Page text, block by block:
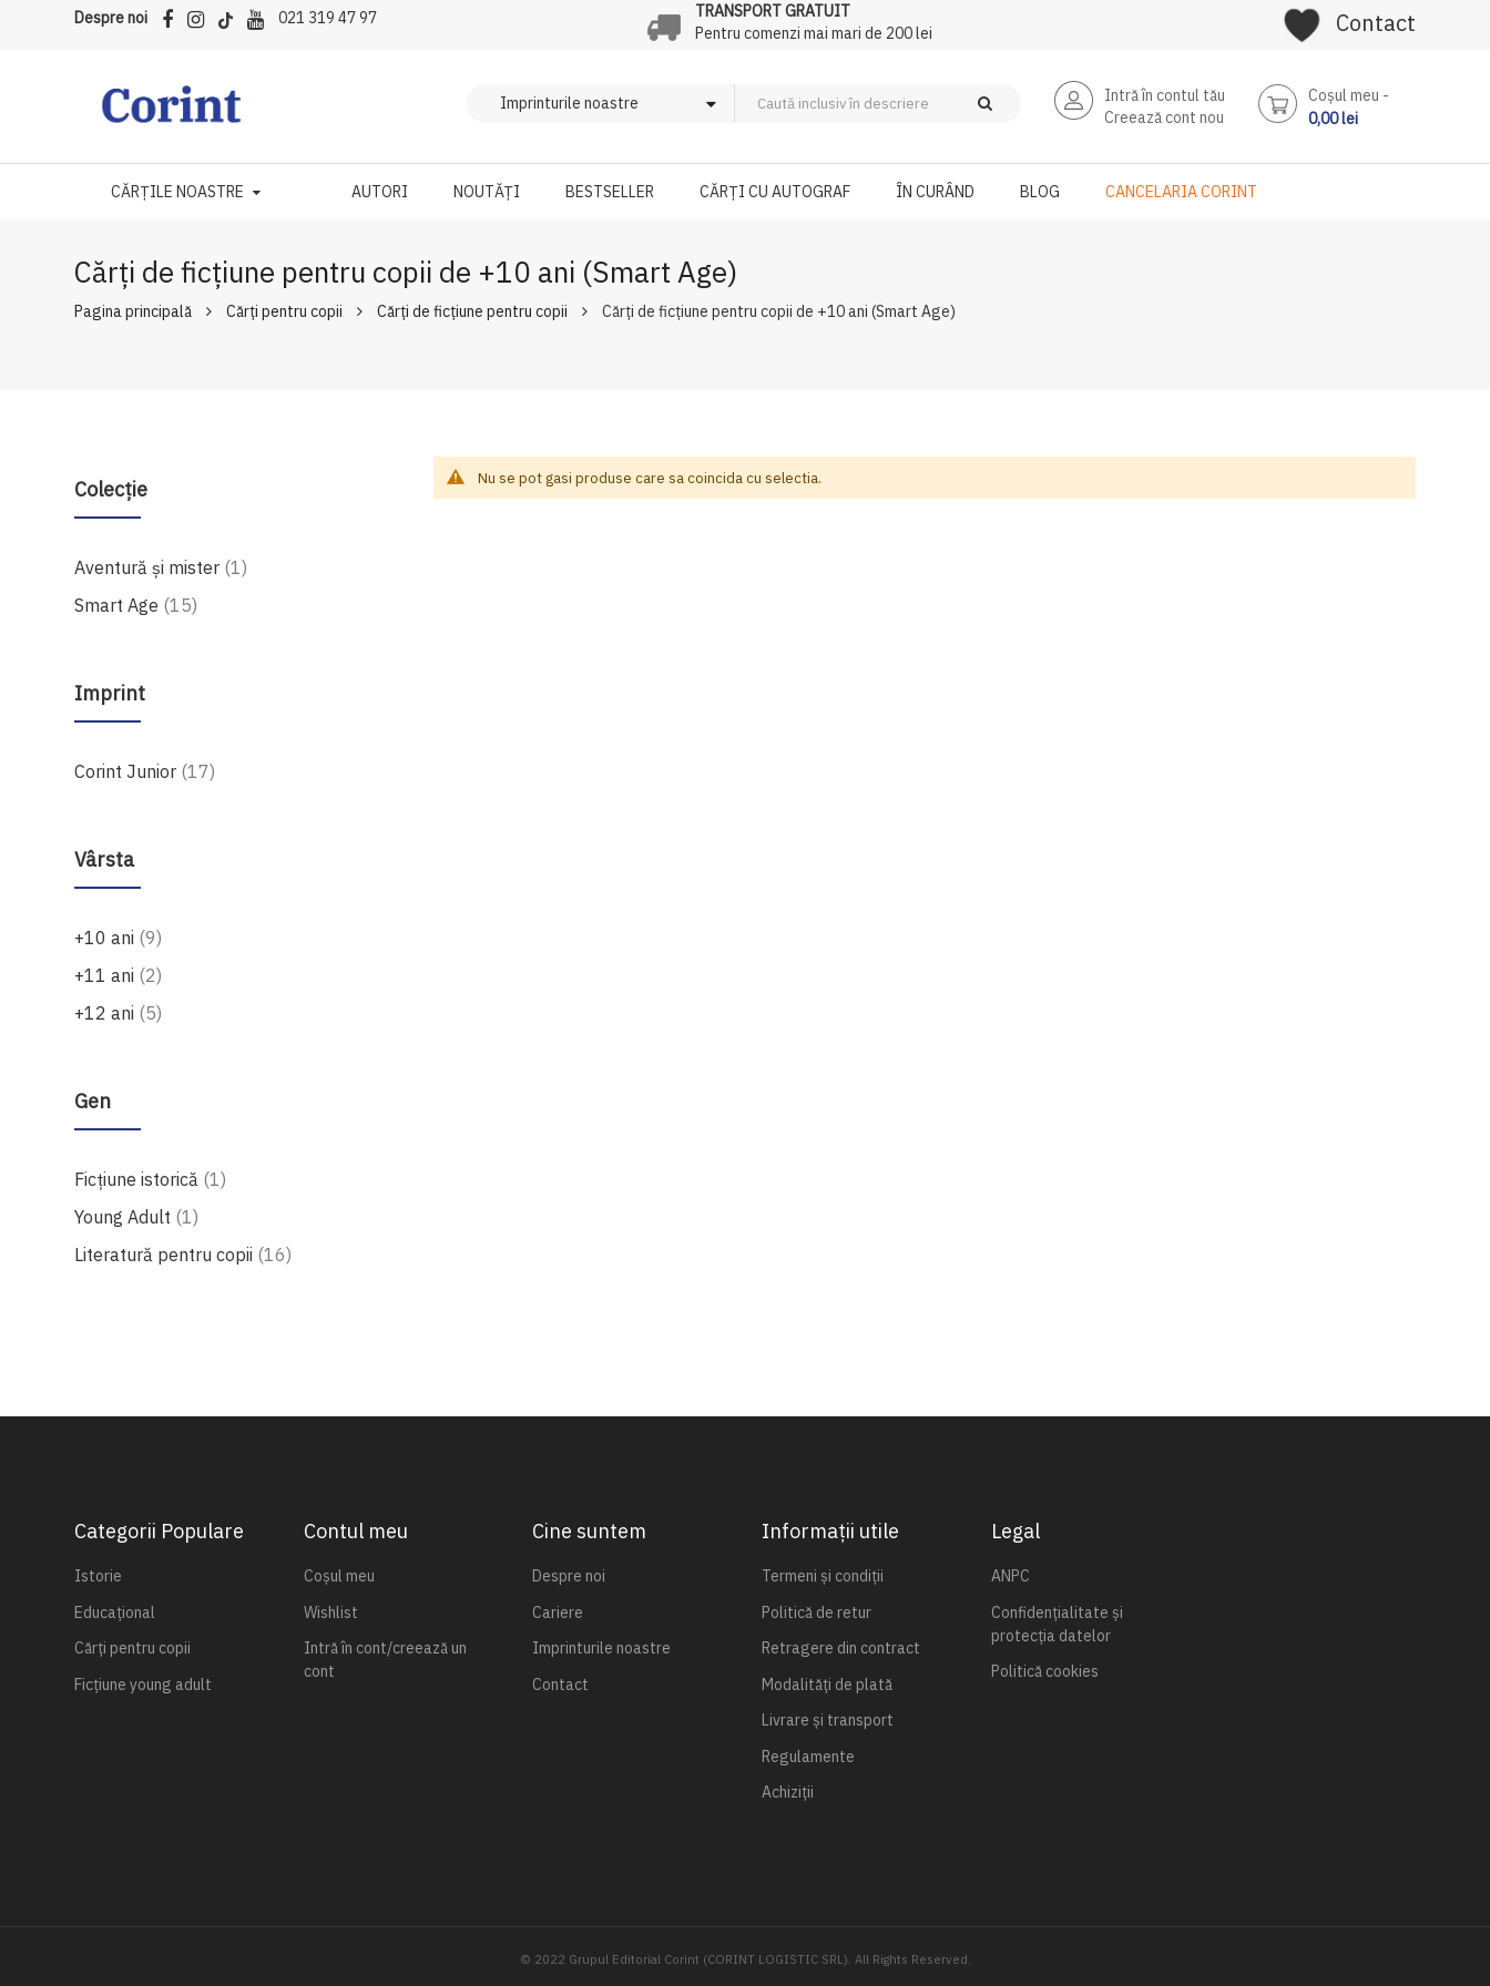
Despre noi 021 319 47 97
TRANSPORT GRATUIT
Pentru comenzi mai mari de 200 lei
Contact
Intră în contul tău
Creează cont nou
Coşul meu
0,00 lei
CĂRȚILE NOASTRE AUTORI NOUTĂȚI BESTSELLER CĂRȚI CU AUTOGRAF ÎN CURÂND BLOG CANCELARIA CORINT
Cărți de ficțiune pentru copii de +10 ani (Smart Age)
Pagina principală Cărți pentru copii Cărți de ficțiune pentru copii Cărți de ficțiune pentru copii de +10 ani (Smart Age)
Colecție
Aventură și mister 1produs
Smart Age 15produse
Imprint
Corint Junior 17produse
Vârsta
+10 ani 9produse
+11 ani 2produse
+12 ani
5produse
Gen
Ficțiune istorică 1produs
Young Adult 1produs
Literatură pentru copii 16produse
Nu se pot gasi produse care sa coincida cu selectia.
Categorii Populare
Istorie
Educațional
Cărți pentru copii
Ficțiune young adult
Contul meu
Coșul meu
Wishlist
Intră în cont/creează un
cont
Cine suntem
Despre noi
Cariere
Imprinturile noastre
Contact
Informații utile
Termeni și condiții
Politică de retur
Retragere din contract
Modalități de plată
Livrare și transport
Regulamente
Achiziții
Legal
ANPC
Confidențialitate și
protecția datelor
Politică cookies
© 2022 Grupul Editorial Corint (CORINT LOGISTIC SRL). All Rights Reserved.